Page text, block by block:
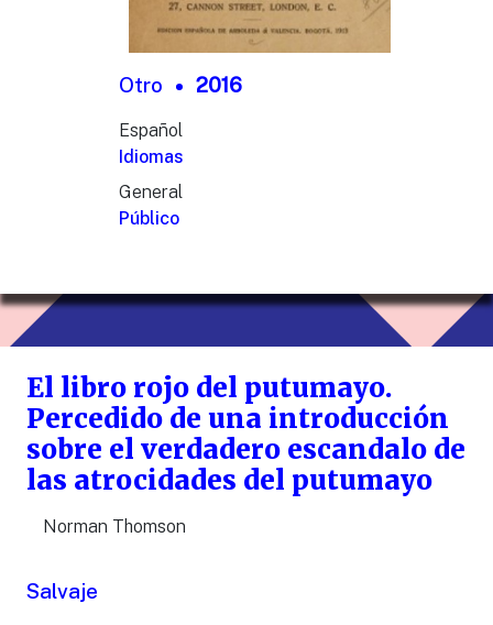
Otro 2016
Español
Idiomas
General
Público
El libro rojo del putumayo.
Percedido de una introducción
sobre el verdadero escandalo de
las atrocidades del putumayo
Norman Thomson
Salvaje